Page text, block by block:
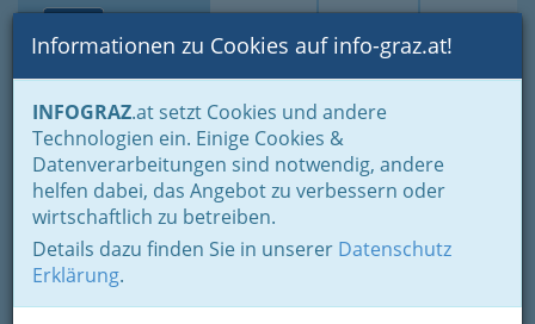
Suche Login Toggle
Informationen zu Cookies auf info-graz.at!
INFOGRAZ.at setzt Cookies und andere
Technologien ein. Einige Cookies &
Datenverarbeitungen sind notwendig, andere
helfen dabei, das Angebot zu verbessern oder
wirtschaftlich zu betreiben.
Details dazu finden Sie in unserer Datenschutz
Erklärung.
Home Branchen
Kultur
Kultur-Informationen & Diverses rund um Kultur
Kultur ist ein sehr weites
Gebiet - gibt es eigentlich
Nicht-Kultur?